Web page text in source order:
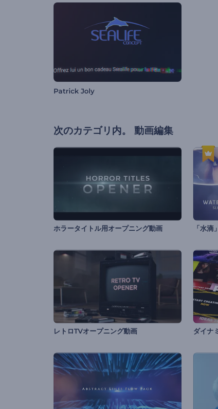
Patrick Joly
次のカテゴリ内。 動画編集
ホラータイトル用オープニング動画 「水
レトロTVオープニング動画